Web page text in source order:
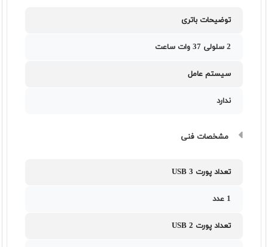
توضیحات باتری
2 سلولی 37 وات ساعت
سیستم عامل
ندارد
مشخصات فنی
تعداد پورت USB 3
1 عدد
تعداد پورت USB 2